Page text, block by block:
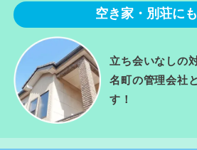
空き家・別荘に
立ち会いなしの
名町の管理会社
す！